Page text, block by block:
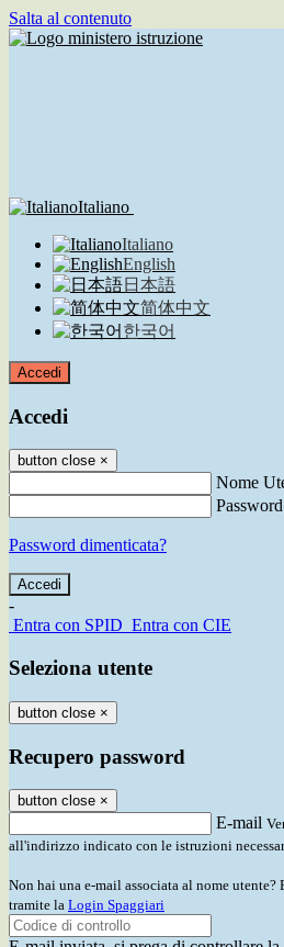
Salta al contenuto
Italiano
Italiano
English
日本語
简体中文
한국어
Accedi
Accedi
button close ×
Nome
Password
Password dimenticata?
-
Entra con SPID Entra con CIE
Seleziona utente
button close ×
Recupero password
button close ×
E-mail
all'indirizzo indicato con le istruzioni
Non hai una e-mail associata al nome utente?
tramite la Login Spaggiari